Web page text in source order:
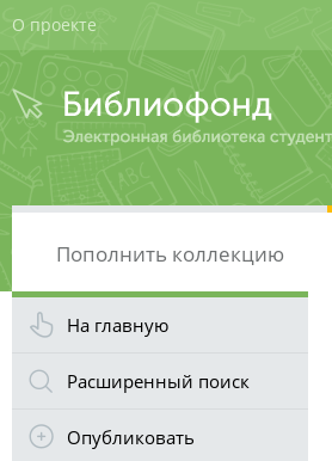
О проекте
Пополнить коллекцию
На главную
Расширенный поиск
Опубликовать